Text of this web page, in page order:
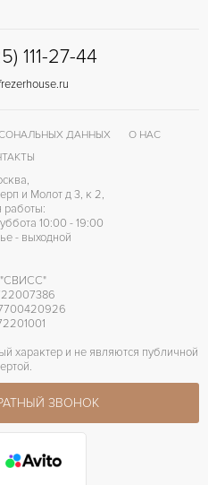
111-27-44
ДАННЫХ
О НАС
и Молот д 3, к 2,
работы:
10:00 - 19:00
- выходной
характер и не являются публичной
ЗВОНОК